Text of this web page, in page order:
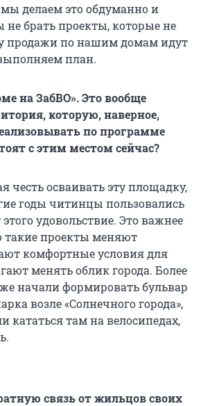
мы делаем это обдуманно и
не брать проекты, которые не
продажи по нашим домам идут
план.
на ЗабВО». Это вообще
которую, наверное,
по программе
с этим местом сейчас?
честь осваивать эту площадку,
годы читинцы пользовались
удовольствие. Это важнее
такие проекты меняют
комфортные условия для
менять облик города. Более
начали формировать бульвар
возле «Солнечного города»,
кататься там на велосипедах,
связь от жильцов своих